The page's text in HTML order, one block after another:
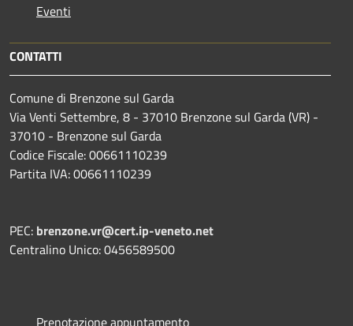
Eventi
CONTATTI
Comune di Brenzone sul Garda
Via Venti Settembre, 8 - 37010 Brenzone sul Garda (VR) -
37010 - Brenzone sul Garda
Codice Fiscale: 00661110239
Partita IVA: 00661110239
PEC: brenzone.vr@cert.ip-veneto.net
Centralino Unico: 0456589500
Prenotazione appuntamento